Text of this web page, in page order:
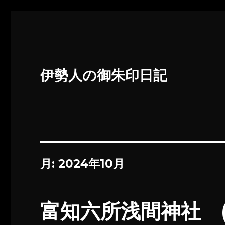
伊勢人の御朱印日記
月:2024年10月
富知六所浅間神社